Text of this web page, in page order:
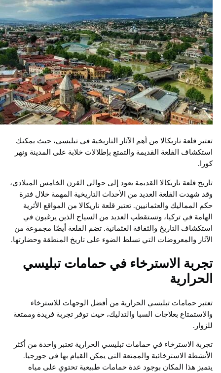
تعتبر قلعة ناريكالا من أهم الآثار التاريخية في تبليسي، حيث يمكنك
استكشاف القلعة القديمة والتمتع بإطلالات خلابة على المدينة ونهر
كورا.
تاريخ قلعة ناريكالا القديمة يعود إلى حوالي القرن الخامس الميلادي،
وقد شهدت القلعة العديد من الأحداث التاريخية المهمة خلال فترة
حكم المماليك والعثمانيين. تعتبر قلعة ناريكالا من المواقع الأثرية
الهامة في تركيا، وتستقطب العديد من السياح الذين يرغبون في
استكشاف التاريخ والثقافة العثمانية. تضم القلعة أيضًا مجموعة من
الآثار والمعروضات التي تسلط الضوء على تاريخ المنطقة وحضارتها.
تجربة الاسترخاء في حمامات تبليسي
الحرارية
تعتبر حمامات تبليسي الحرارية من أفضل الوجهات للاسترخاء
والاستمتاع بعلاجات السبا والتدليك، حيث توفر تجربة فريدة وممتعة
للزوار.
تجربة الاسترخاء في حمامات تبليسي الحرارية تعتبر واحدة من أكثر
الأنشطة الاسترخائية والممتعة التي يمكن القيام بها في جورجيا.
يتميز هذا المكان بوجود عدة حمامات طبيعية تحتوي على مياه